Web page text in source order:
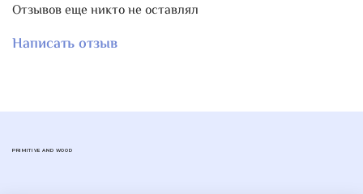
Отзывов еще никто не оставлял
Написать отзыв
PRIMITIVE AND WOOD